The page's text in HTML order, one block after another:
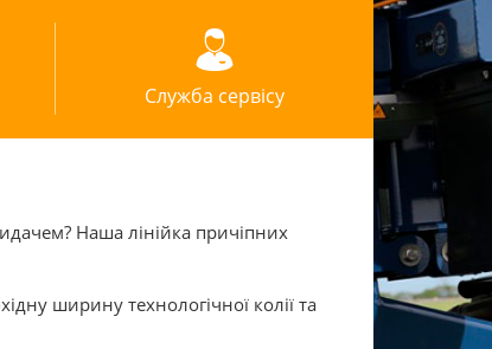
Служба сервісу
Наша лінійка причіпних
ширину технологічної колії та